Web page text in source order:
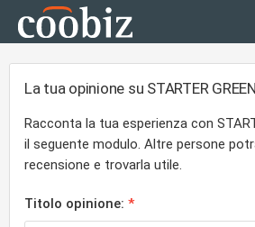
La tua opinione su STARTER GREEN
Racconta la tua esperienza con
il seguente modulo. Altre persone
recensione e trovarla utile.
Titolo opinione: